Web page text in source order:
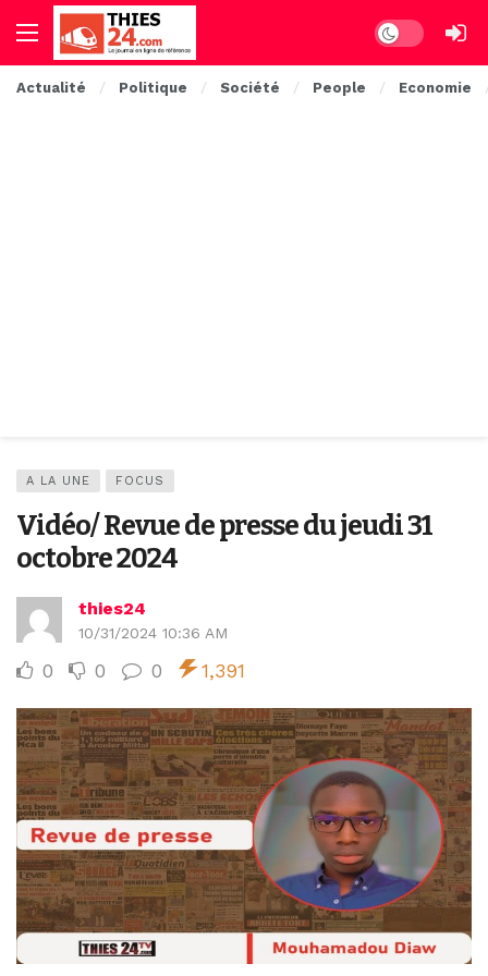
Dark mode
Actualité Politique Société People Economie
A LA UNE FOCUS
Vidéo/ Revue de presse du jeudi 31
octobre 2024
thies24
10/31/2024 10:36 AM
0 0 0 1,391